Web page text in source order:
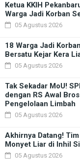
Ketua KKIH
Warga Jadi Korban
05 Agustus 2026
18 Warga Jadi
Bersatu Kejar Kera
05 Agustus 2026
Tak Sekadar MoU!
dengan RS Awal
Pengelolaan Limbah
05 Agustus 2026
Akhirnya Datang!
Monyet Liar di Inhil
05 Agustus 2026